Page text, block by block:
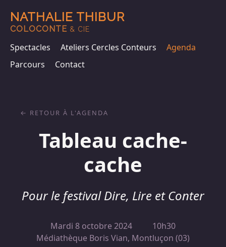
NATHALIE THIBUR
COLOCONTE & CIE
Spectacles Ateliers Cercles Conteurs
Agenda
Parcours
Contact
Tableau cache-
cache
Pour le festival Dire, Lire et Conter
Mardi 8 octobre 2024
10h30
Médiathèque Boris Vian, Montluçon (03)
RETOUR À L'AGENDA